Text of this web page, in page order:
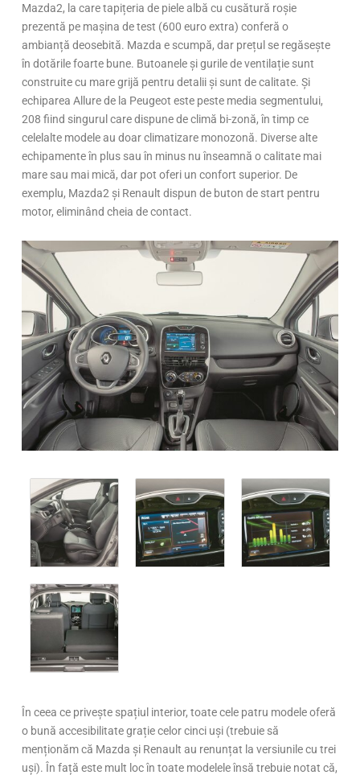
Mazda2, la care tapițeria de piele albă cu cusătură roșie
prezentă pe mașina de test (600 euro extra) conferă o
ambianță deosebită. Mazda e scumpă, dar prețul se regăsește
în dotările foarte bune. Butoanele și gurile de ventilație sunt
construite cu mare grijă pentru detalii și sunt de calitate. Și
echiparea Allure de la Peugeot este peste media segmentului,
208 fiind singurul care dispune de climă bi-zonă, în timp ce
celelalte modele au doar climatizare monozonă. Diverse alte
echipamente în plus sau în minus nu înseamnă o calitate mai
mare sau mai mică, dar pot oferi un confort superior. De
exemplu, Mazda2 și Renault dispun de buton de start pentru
motor, eliminând cheia de contact.
În ceea ce privește spațiul interior, toate cele patru modele oferă
o bună accesibilitate grație celor cinci uși (trebuie să
menționăm că Mazda și Renault au renunțat la versiunile cu trei
uși). În față este mult loc în toate modelele însă trebuie notat că,